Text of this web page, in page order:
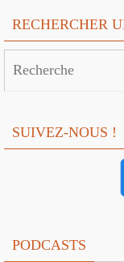
RECHERCHER
SUIVEZ-NOUS !
PODCASTS